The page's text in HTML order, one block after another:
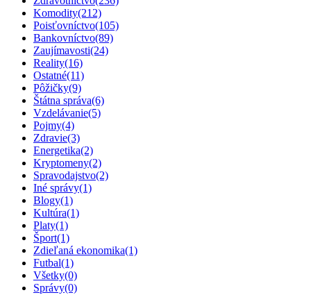
Komodity(212)
Poisťovníctvo(105)
Bankovníctvo(89)
Zaujímavosti(24)
Reality(16)
Ostatné(11)
Pôžičky(9)
Štátna správa(6)
Vzdelávanie(5)
Pojmy(4)
Zdravie(3)
Energetika(2)
Kryptomeny(2)
Spravodajstvo(2)
Iné správy(1)
Blogy(1)
Kultúra(1)
Platy(1)
Šport(1)
Zdieľaná ekonomika(1)
Futbal(1)
Všetky(0)
Správy(0)